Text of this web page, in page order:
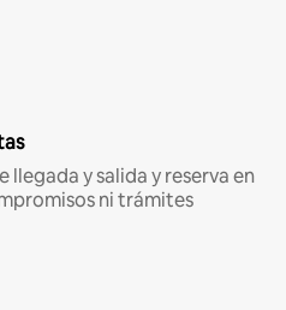
llegada y salida y reserva en
ni trámites